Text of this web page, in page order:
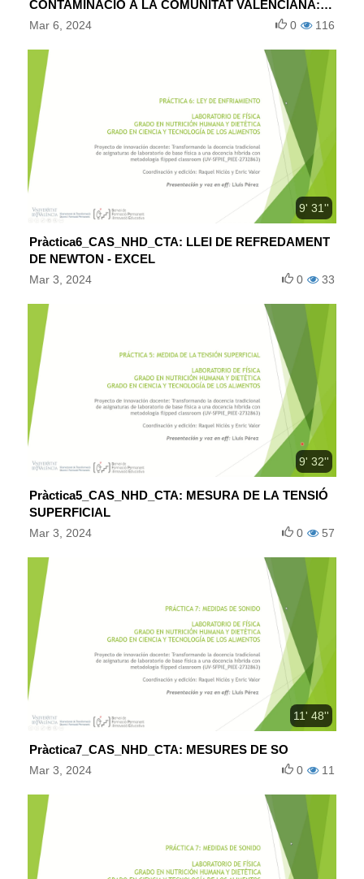
CONTAMINACIÓ A LA COMUNITAT VALENCIANA:
ANÀLISI DE NIVELLS D’IMMISSIÓ DE DISTINTS
Mar 6, 2024 116
0
9' 31''
Pràctica6_CAS_NHD_CTA: LLEI DE REFREDAMENT
DE NEWTON - EXCEL
Mar 3, 2024 33
0
9' 32''
Pràctica5_CAS_NHD_CTA: MESURA DE LA TENSIÓ
SUPERFICIAL
Mar 3, 2024 57
0
11' 48''
Pràctica7_CAS_NHD_CTA: MESURES DE SO
Mar 3, 2024 11
0